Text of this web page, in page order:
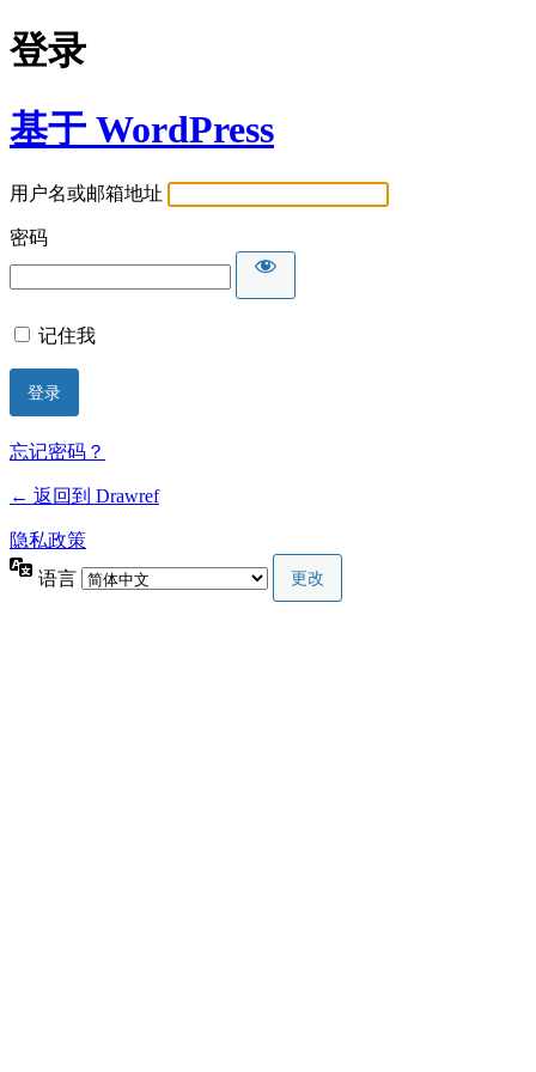
登录
基于 WordPress
用户名或邮箱地址
密码
记住我
忘记密码？
← 返回到 Drawref
隐私政策
语言